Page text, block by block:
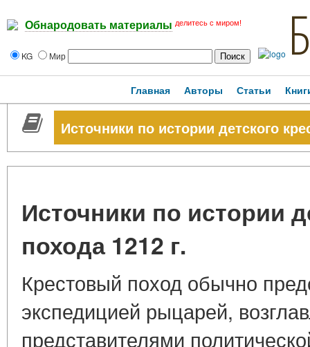
Обнародовать материалы делитесь с миром!
KG Мир
Главная Авторы Статьи
Источники по истории детского
Источники по истории
похода 1212 г.
Крестовый поход обычно
экспедицией рыцарей,
представителями